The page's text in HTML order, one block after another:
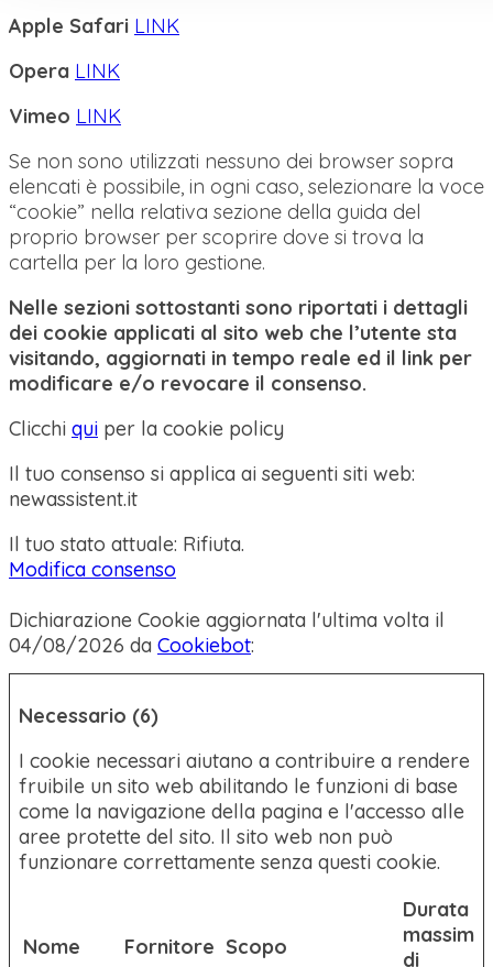
Apple Safari LINK
Opera LINK
Vimeo LINK
Se non sono utilizzati nessuno dei browser sopra
elencati è possibile, in ogni caso, selezionare la voce
“cookie” nella relativa sezione della guida del
proprio browser per scoprire dove si trova la
cartella per la loro gestione.
Nelle sezioni sottostanti sono riportati i dettagli
dei cookie applicati al sito web che l’utente sta
visitando, aggiornati in tempo reale ed il link per
modificare e/o revocare il consenso.
Clicchi qui per la cookie policy
Il tuo consenso si applica ai seguenti siti web:
newassistent.it
Il tuo stato attuale: Rifiuta.
Modifica consenso
Dichiarazione Cookie aggiornata l'ultima volta il
04/08/2026 da Cookiebot:
Necessario (6)
I cookie necessari aiutano a contribuire a rendere
fruibile un sito web abilitando le funzioni di base
come la navigazione della pagina e l'accesso alle
aree protette del sito. Il sito web non può
funzionare correttamente senza questi cookie.
Nome Fornitore Scopo
Durata
massima
di